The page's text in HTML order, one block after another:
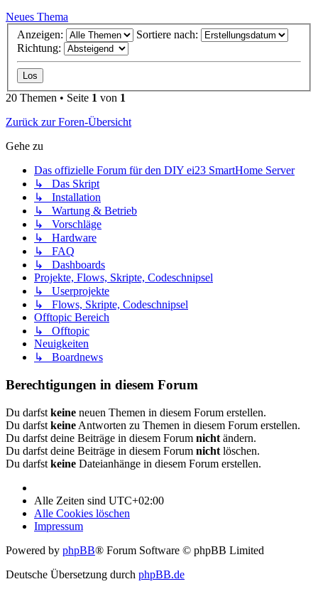
Neues Thema
Anzeigen:
Sortiere nach:
Richtung:
20 Themen • Seite 1 von 1
Zurück zur Foren-Übersicht
Gehe zu
Das offizielle Forum für den DIY ei23 SmartHome Server
↳ Das Skript
↳ Installation
↳ Wartung & Betrieb
↳ Vorschläge
↳ Hardware
↳ FAQ
↳ Dashboards
Projekte, Flows, Skripte, Codeschnipsel
↳ Userprojekte
↳ Flows, Skripte, Codeschnipsel
Offtopic Bereich
↳ Offtopic
Neuigkeiten
↳ Boardnews
Berechtigungen in diesem Forum
Du darfst keine neuen Themen in diesem Forum erstellen.
Du darfst keine Antworten zu Themen in diesem Forum erstellen.
Du darfst deine Beiträge in diesem Forum nicht ändern.
Du darfst deine Beiträge in diesem Forum nicht löschen.
Du darfst keine Dateianhänge in diesem Forum erstellen.
Alle Zeiten sind UTC+02:00
Alle Cookies löschen
Impressum
Powered by phpBB® Forum Software © phpBB Limited
Deutsche Übersetzung durch phpBB.de